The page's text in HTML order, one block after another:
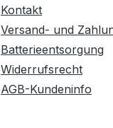
Kontakt
Versand- und
Batterieentsorgung
Widerrufsrecht
AGB-Kundeninfo